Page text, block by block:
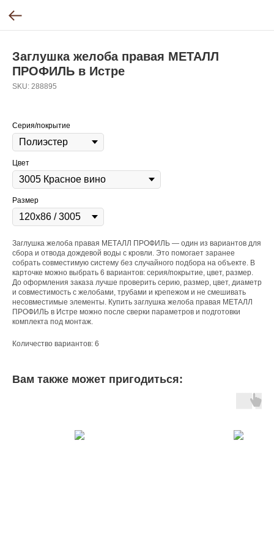
Заглушка желоба правая МЕТАЛЛ
ПРОФИЛЬ в Истре
SKU: 288895
Серия/покрытие
Цвет
Размер
Заглушка желоба правая МЕТАЛЛ ПРОФИЛЬ — один из вариантов для
сбора и отвода дождевой воды с кровли. Это помогает заранее
собрать совместимую систему без случайного подбора на объекте. В
карточке можно выбрать 6 вариантов: серия/покрытие, цвет, размер.
До оформления заказа лучше проверить серию, размер, цвет, диаметр
и совместимость с желобами, трубами и крепежом и не смешивать
несовместимые элементы. Купить заглушка желоба правая МЕТАЛЛ
ПРОФИЛЬ в Истре можно после сверки параметров и подготовки
комплекта под монтаж.
Количество вариантов: 6
Вам также может пригодиться: